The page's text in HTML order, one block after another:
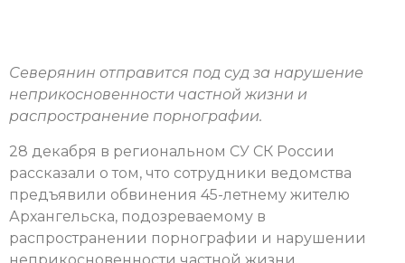
Северянин отправится под суд за нарушение
неприкосновенности частной жизни и
распространение порнографии.
28 декабря в региональном СУ СК России
рассказали о том, что сотрудники ведомства
предъявили обвинения 45-летнему жителю
Архангельска, подозреваемому в
распространении порнографии и нарушении